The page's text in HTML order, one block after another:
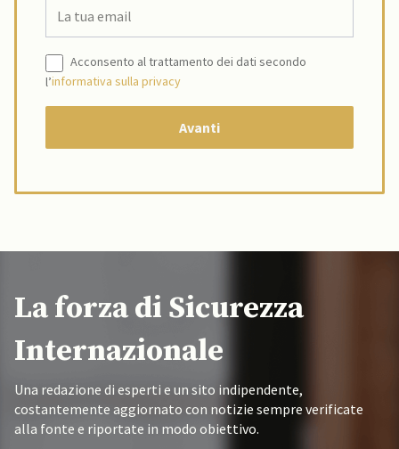
Acconsento al trattamento dei dati secondo
l’informativa sulla privacy
La forza di Sicurezza
Internazionale
Una redazione di esperti e un sito indipendente,
costantemente aggiornato con notizie sempre verificate
alla fonte e riportate in modo obiettivo.